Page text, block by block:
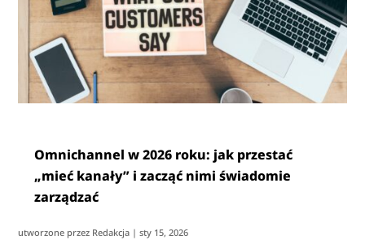
Omnichannel w 2026 roku: jak przestać
„mieć kanały” i zacząć nimi świadomie
zarządzać
utworzone przez Redakcja |sty 15, 2026